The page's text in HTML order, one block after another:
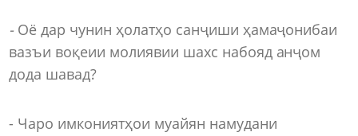
- Оё дар чунин ҳолатҳо санҷиши ҳамаҷонибаи
вазъи воқеии молиявии шахс набояд анҷом
дода шавад?
- Чаро имкониятҳои муайян намудани